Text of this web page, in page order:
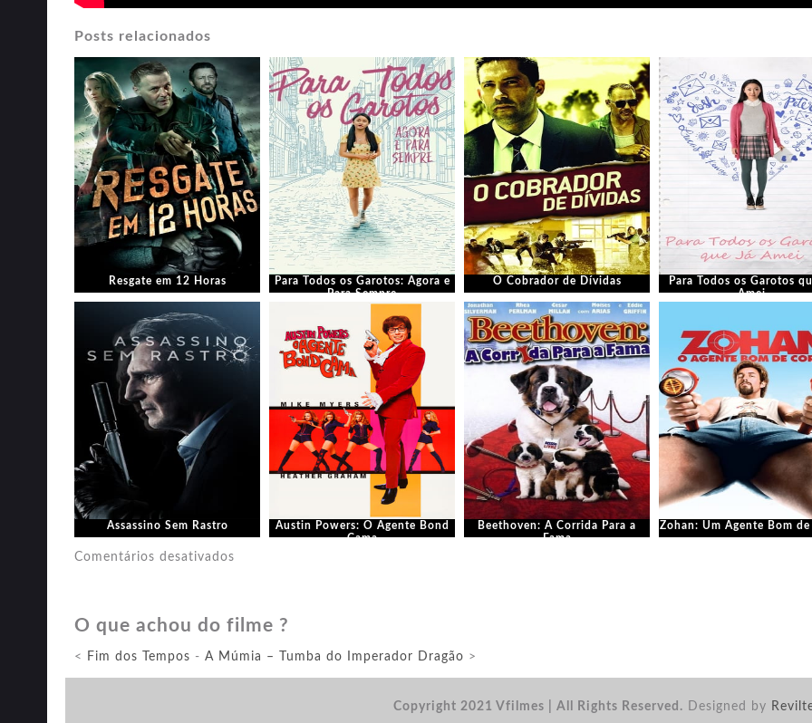
Posts relacionados
Resgate em 12 Horas
Para Todos os Garotos: Agora e
Para Sempre
O Cobrador de Dívidas
Para Todos os Garotos
Amei
Assassino Sem Rastro
Austin Powers: O Agente Bond
Cama
Beethoven: A Corrida Para a
Fama
Zohan: Um Agente Bom
Comentários desativados
Agente
O que achou do filme ?
< Fim dos Tempos - A Múmia – Tumba do Imperador Dragão >
Copyright 2021 Vfilmes | All Rights Reserved. Designed by